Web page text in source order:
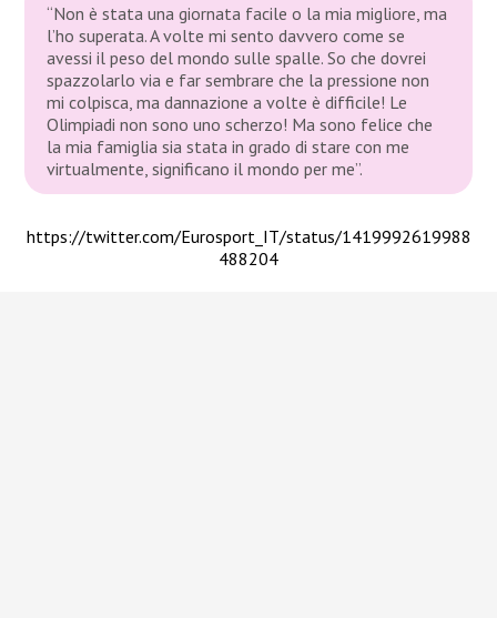
“Non è stata una giornata facile o la mia migliore, ma
l’ho superata. A volte mi sento davvero come se
avessi il peso del mondo sulle spalle. So che dovrei
spazzolarlo via e far sembrare che la pressione non
mi colpisca, ma dannazione a volte è difficile! Le
Olimpiadi non sono uno scherzo! Ma sono felice che
la mia famiglia sia stata in grado di stare con me
virtualmente, significano il mondo per me”.
https://twitter.com/Eurosport_IT/status/1419992619988
488204